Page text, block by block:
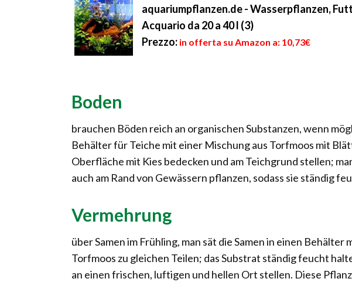
aquariumpflanzen.de - Wasserpflanzen,
Acquario da 20 a 40 l (3)
Prezzo: in offerta su Amazon a: 10,73€
Boden
brauchen Böden reich an organischen Substanzen, wenn
Behälter für Teiche mit einer Mischung aus Torfmoos mit
Oberfläche mit Kies bedecken und am Teichgrund stellen;
auch am Rand von Gewässern pflanzen, sodass sie ständig
Vermehrung
über Samen im Frühling, man sät die Samen in einen Behälter
Torfmoos zu gleichen Teilen; das Substrat ständig feucht
an einen frischen, luftigen und hellen Ort stellen. Diese